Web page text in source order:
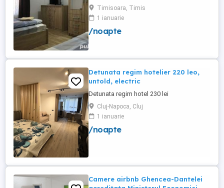
dormitoare, baie si bucatarie proprie. (4
locuri cazare in fiecare apartament) 1
apartament cu 1 dormitor, baie si
bucatarie proprie. (3 locuri cazare) Fiecare
Timisoara, Timis
1 ianuarie
/noapte
Detunata regim hotelier 220 leo,
untold, electric
Detunata regim hotel 230 lei
Cluj-Napoca, Cluj
1 ianuarie
/noapte
Camere airbnb Ghencea-Dantelei